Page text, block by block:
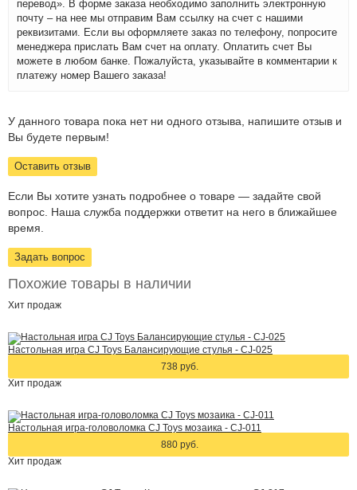
перевод». В форме заказа необходимо заполнить электронную
почту – на нее мы отправим Вам ссылку на счет с нашими
реквизитами. Если вы оформляете заказ по телефону, попросите
менеджера прислать Вам счет на оплату. Оплатить счет Вы
можете в любом банке. Пожалуйста, указывайте в комментарии к
платежу номер Вашего заказа!
У данного товара пока нет ни одного отзыва, напишите отзыв и
Вы будете первым!
Оставить отзыв
Если Вы хотите узнать подробнее о товаре — задайте свой
вопрос. Наша служба поддержки ответит на него в ближайшее
время.
Задать вопрос
Похожие товары в наличии
Хит продаж
Настольная игра CJ Toys Балансирующие стулья - CJ-025
738 руб.
Хит продаж
Настольная игра-головоломка CJ Toys мозаика - CJ-011
880 руб.
Хит продаж